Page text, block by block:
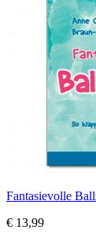
Fantasievolle
€ 13,99